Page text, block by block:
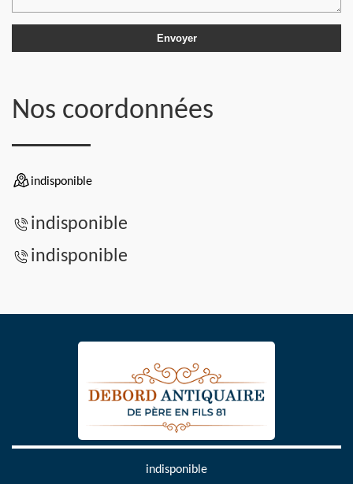
Nos coordonnées
indisponible
indisponible
indisponible
indisponible